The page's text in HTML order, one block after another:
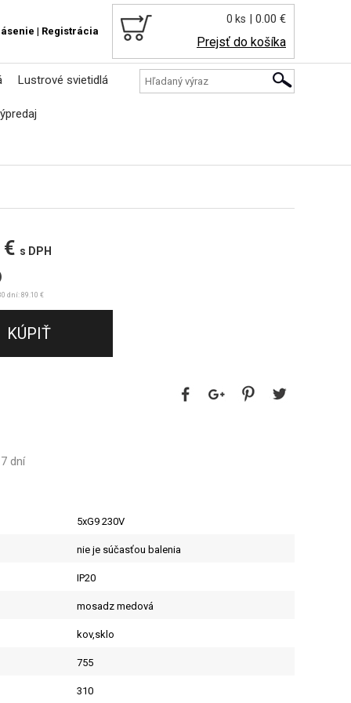
0 ks | 0.00 €
Prejsť do košíka
| Registrácia
Lustrové svietidlá
€ s DPH
dní: 89.10 €
dní
5xG9 230V
nie je súčasťou balenia
IP20
mosadz medová
kov,sklo
755
310